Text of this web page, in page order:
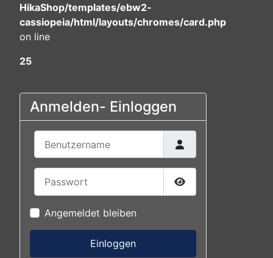
HikaShop/templates/ebw2-
cassiopeia/html/layouts/chromes/card.php
on line
25
Anmelden- Einloggen
Passwort anzeigen
Angemeldet bleiben
Einloggen